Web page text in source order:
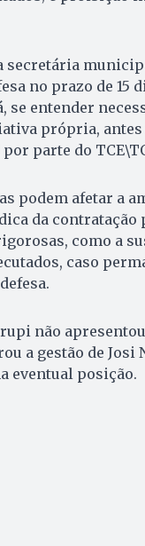
no prazo de 15
se entender
própria, antes
parte do
podem afetar a
da contratação
como a
caso
não
a gestão de Josi
eventual posição.